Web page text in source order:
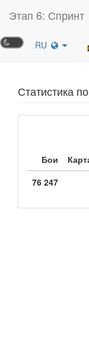
Этап 6: Спринт
RU
Статистика
Бои
76 247